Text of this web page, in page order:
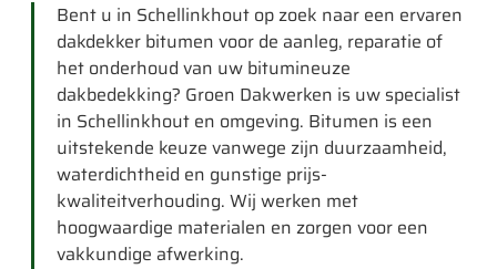
Bent u in Schellinkhout op zoek naar een ervaren
dakdekker bitumen voor de aanleg, reparatie of
het onderhoud van uw bitumineuze
dakbedekking? Groen Dakwerken is uw specialist
in Schellinkhout en omgeving. Bitumen is een
uitstekende keuze vanwege zijn duurzaamheid,
waterdichtheid en gunstige prijs-
kwaliteitverhouding. Wij werken met
hoogwaardige materialen en zorgen voor een
vakkundige afwerking.